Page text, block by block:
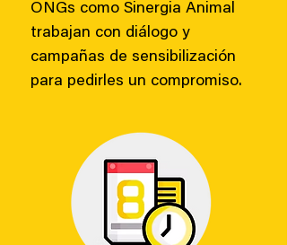
ONGs como Sinergia Animal
trabajan con diálogo y
campañas de sensibilización
para pedirles un compromiso.